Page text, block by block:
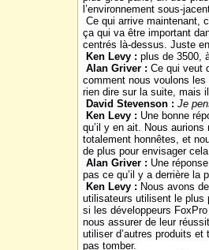
l’environnement sous-
Ce qui arrive maintenant,
ça qui va être important
centrés là-dessus. Juste
Ken Levy : plus de 3500,
Alan Griver : Ce qui veut
comment nous voulons
rien dire sur la suite, mais
David Stevenson : Je
Ken Levy : Une bonne
qu’il y en ait. Nous
totalement honnêtes, et
de plus pour envisager
Alan Griver : Une
pas ce qu’il y a derrière la
Ken Levy : Nous avons
utilisateurs utilisent le plus
si les développeurs
nous assurer de leur
utiliser d’autres produits
pas tomber.